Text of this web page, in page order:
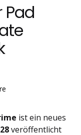
Pad
ist ein neues
veröffentlicht